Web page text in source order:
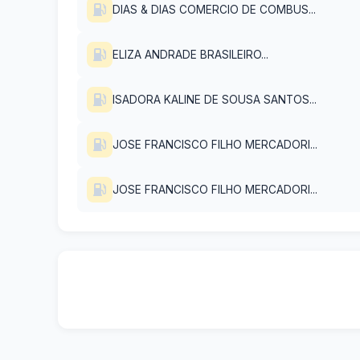
DIAS & DIAS COMERCIO DE COMBUS...
ELIZA ANDRADE BRASILEIRO...
ISADORA KALINE DE SOUSA SANTOS...
JOSE FRANCISCO FILHO MERCADORI...
JOSE FRANCISCO FILHO MERCADORI...